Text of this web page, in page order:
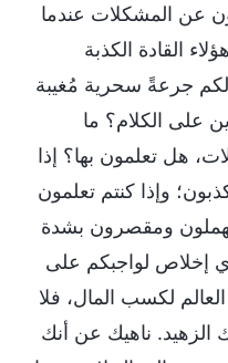
عن المشكلات عندما
القادة الكذبة
جرعةً سحرية مُغيبة
على الكلام؟ ما
هل تعلمون بها؟ إذا
وإذا كنتم تعلمون
مهملون ومقصرون بشدة
إخلاص لواجبكم على
لكسب المال، فلا
الزهيد. ناهيك عن أنك